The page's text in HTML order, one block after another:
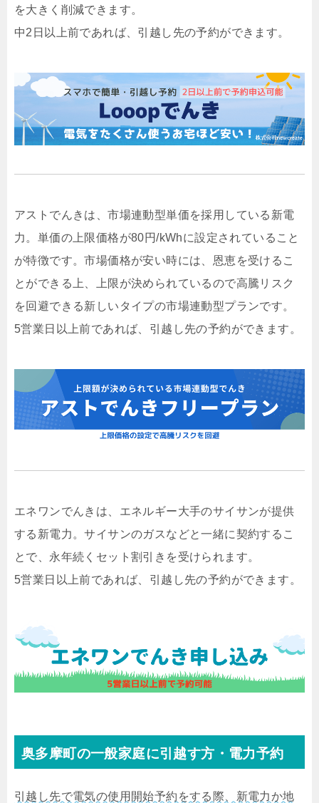
を大きく削減できます。
中2日以上前であれば、引越し先の予約ができます。
アストでんきは、市場連動型単価を採用している新電
力。単価の上限価格が80円/kWhに設定されていること
が特徴です。市場価格が安い時には、恩恵を受けるこ
とができる上、上限が決められているので高騰リスク
を回避できる新しいタイプの市場連動型プランです。
5営業日以上前であれば、引越し先の予約ができます。
エネワンでんきは、エネルギー大手のサイサンが提供
する新電力。サイサンのガスなどと一緒に契約するこ
とで、永年続くセット割引きを受けられます。
5営業日以上前であれば、引越し先の予約ができます。
奥多摩町の一般家庭に引越す方・電力予約
引越し先で電気の使用開始予約をする際、新電力か地